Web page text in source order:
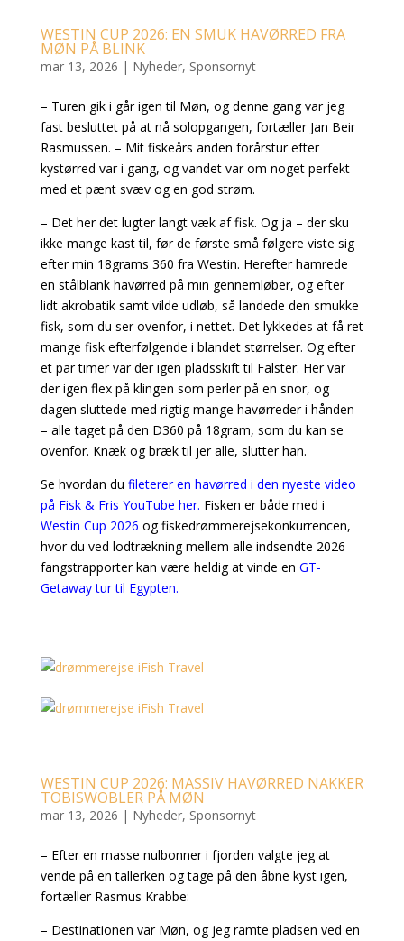
WESTIN CUP 2026: EN SMUK HAVØRRED FRA
MØN PÅ BLINK
mar 13, 2026 | Nyheder, Sponsornyt
– Turen gik i går igen til Møn, og denne gang var jeg
fast besluttet på at nå solopgangen, fortæller Jan Beir
Rasmussen. – Mit fiskeårs anden forårstur efter
kystørred var i gang, og vandet var om noget perfekt
med et pænt svæv og en god strøm.
– Det her det lugter langt væk af fisk. Og ja – der sku
ikke mange kast til, før de første små følgere viste sig
efter min 18grams 360 fra Westin. Herefter hamrede
en stålblank havørred på min gennemløber, og efter
lidt akrobatik samt vilde udløb, så landede den smukke
fisk, som du ser ovenfor, i nettet. Det lykkedes at få ret
mange fisk efterfølgende i blandet størrelser. Og efter
et par timer var der igen pladsskift til Falster. Her var
der igen flex på klingen som perler på en snor, og
dagen sluttede med rigtig mange havørreder i hånden
– alle taget på den D360 på 18gram, som du kan se
ovenfor. Knæk og bræk til jer alle, slutter han.
Se hvordan du fileterer en havørred i den nyeste video
på Fisk & Fris YouTube her. Fisken er både med i
Westin Cup 2026 og fiskedrømmerejsekonkurrencen,
hvor du ved lodtrækning mellem alle indsendte 2026
fangstrapporter kan være heldig at vinde en GT-
Getaway tur til Egypten.
WESTIN CUP 2026: MASSIV HAVØRRED NAKKER
TOBISWOBLER PÅ MØN
mar 13, 2026 | Nyheder, Sponsornyt
– Efter en masse nulbonner i fjorden valgte jeg at
vende på en tallerken og tage på den åbne kyst igen,
fortæller Rasmus Krabbe:
– Destinationen var Møn, og jeg ramte pladsen ved en